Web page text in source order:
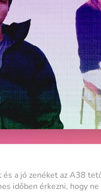
a jó zenéket az A38
időben érkezni, hogy